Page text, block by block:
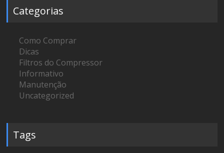
Categorias
Como Comprar
Dicas
Filtros do Compressor
Informativo
Manutenção
Uncategorized
Tags